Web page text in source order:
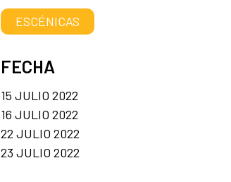
ESCÉNICAS
FECHA
15 JULIO 2022
16 JULIO 2022
22 JULIO 2022
23 JULIO 2022